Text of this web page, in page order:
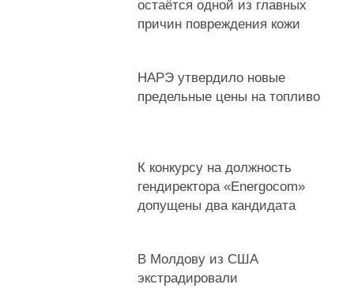
остаётся одной из главных
причин повреждения кожи
НАРЭ утвердило новые
предельные цены на топливо
К конкурсу на должность
гендиректора «Energocom»
допущены два кандидата
В Молдову из США
экстрадировали